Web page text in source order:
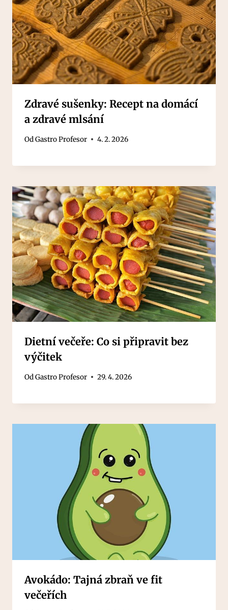
Zdravé sušenky: Recept na domácí
a zdravé mlsání
OdGastro Profesor 4. 2. 2026
Dietní večeře: Co si připravit bez
výčitek
OdGastro Profesor 29. 4. 2026
Avokádo: Tajná zbraň ve fit
večeřích